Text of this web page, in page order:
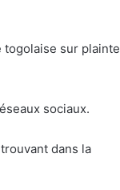
togolaise sur plainte
sociaux.
dans la